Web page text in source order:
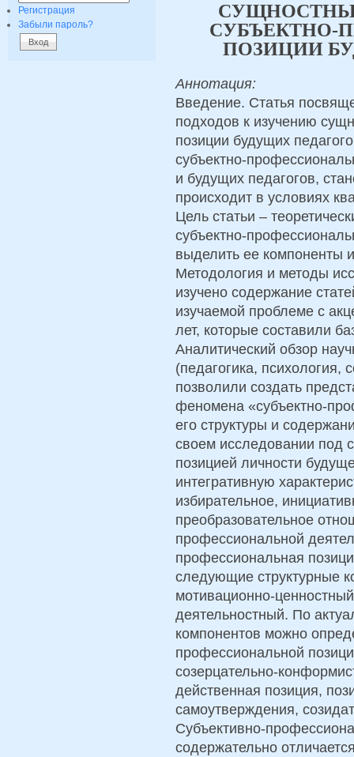
Регистрация
Забыли пароль?
СУБЪЕКТНО-
ПОЗИЦИИ
Аннотация:
Введение. Статья
подходов к изучению
позиции будущих
субъектно-
и будущих педагогов,
происходит в условиях
Цель статьи –
субъектно-
выделить ее компоненты
Методология и методы
изучено содержание
изучаемой проблеме с
лет, которые составили
Аналитический обзор
(педагогика, психология,
позволили создать
феномена «субъектно-
его структуры и
своем исследовании под
позицией личности
интегративную
избирательное,
преобразовательное
профессиональной
профессиональная
следующие структурные
мотивационно-
деятельностный. По
компонентов можно
профессиональной
созерцательно-
действенная позиция,
самоутверждения,
Субъективно-
содержательно